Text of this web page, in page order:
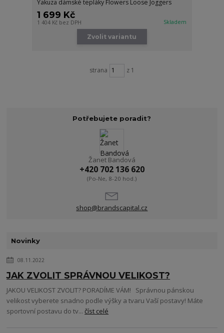
Yakuza dámské tepláky Flowers Loose Joggers
1 699 Kč
1 404 Kč bez DPH Skladem
Zvolit variantu
strana z 1
Potřebujete poradit?
Žanet Bandová
+420 702 136 620
(Po-Ne, 8-20 hod.)
shop@brandscapital.cz
Novinky
08.11.2022
JAK ZVOLIT SPRÁVNOU VELIKOST?
JAKOU VELIKOST ZVOLIT? PORADÍME VÁM! Správnou pánskou
velikost vyberete snadno podle výšky a tvaru Vaší postavy! Máte
sportovní postavu do tv...číst celé